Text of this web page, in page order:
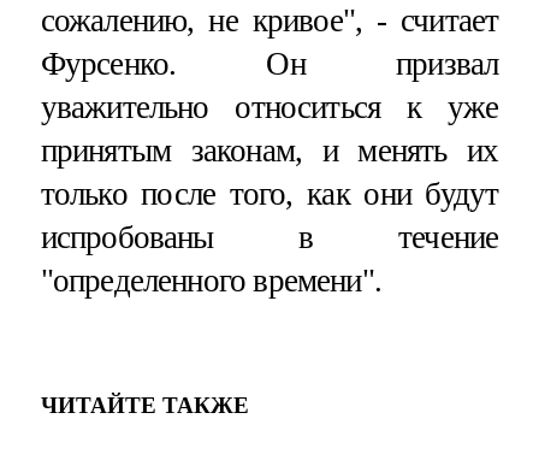
сожалению, не кривое", - считает
Фурсенко. Он призвал
уважительно относиться к уже
принятым законам, и менять их
только после того, как они будут
испробованы в течение
"определенного времени".
ЧИТАЙТЕ ТАКЖЕ